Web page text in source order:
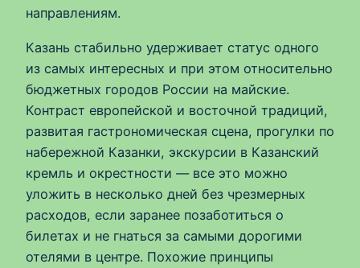
направлениям.
Казань стабильно удерживает статус одного
из самых интересных и при этом относительно
бюджетных городов России на майские.
Контраст европейской и восточной традиций,
развитая гастрономическая сцена, прогулки по
набережной Казанки, экскурсии в Казанский
кремль и окрестности — все это можно
уложить в несколько дней без чрезмерных
расходов, если заранее позаботиться о
билетах и не гнаться за самыми дорогими
отелями в центре. Похожие принципы